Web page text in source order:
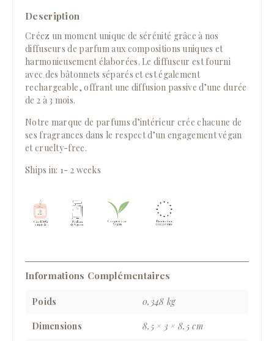
Description
Créez un moment unique de sérénité grâce à nos
diffuseurs de parfum aux compositions uniques et
harmonieusement élaborées. Le diffuseur est fourni
avec des bâtonnets séparés et est également
rechargeable, offrant une diffusion passive d’une durée
de 2 à 3 mois.
Notre marque de parfums d’intérieur crée chacune de
ses fragrances dans le respect d’un engagement végan
et cruelty-free.
Ships in: 1- 2 weeks
Informations Complémentaires
Poids 0,348 kg
Dimensions 8,5 × 3 × 8,5 cm